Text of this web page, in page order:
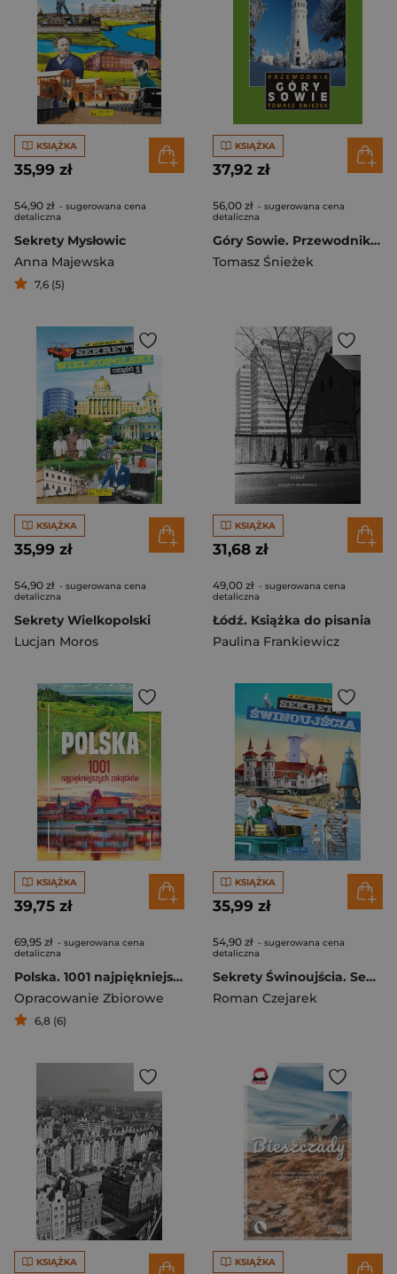
KSIĄŻKA
35,99 zł
54,90 zł - sugerowana cena
detaliczna
Sekrety Mysłowic
Anna Majewska
7,6 (5)
KSIĄŻKA
37,92 zł
56,00 zł - sugerowana cena
detaliczna
Góry Sowie. Przewodnik wyd. 5
Tomasz Śnieżek
KSIĄŻKA
35,99 zł
54,90 zł - sugerowana cena
detaliczna
Sekrety Wielkopolski
Lucjan Moros
KSIĄŻKA
31,68 zł
49,00 zł - sugerowana cena
detaliczna
Łódź. Książka do pisania
Paulina Frankiewicz
KSIĄŻKA
39,75 zł
69,95 zł - sugerowana cena
detaliczna
Polska. 1001 najpiękniejszych zakątków
Opracowanie Zbiorowe
6,8 (6)
KSIĄŻKA
35,99 zł
54,90 zł - sugerowana cena
detaliczna
Sekrety Świnoujścia. Sekrety
Roman Czejarek
KSIĄŻKA KSIĄŻKA